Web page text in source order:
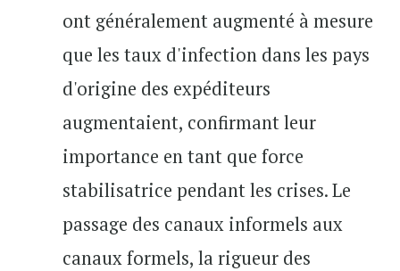
ont généralement augmenté à mesure
que les taux d'infection dans les pays
d'origine des expéditeurs
augmentaient, confirmant leur
importance en tant que force
stabilisatrice pendant les crises. Le
passage des canaux informels aux
canaux formels, la rigueur des